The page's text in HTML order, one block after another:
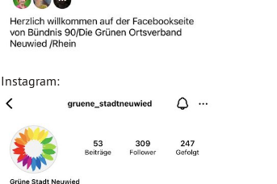
Instagram: